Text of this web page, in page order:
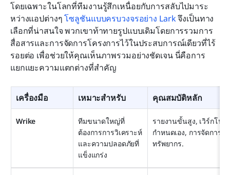
โดยเฉพาะในโลกที่ทีมงานรู้สึกเหนื่อยกับการสลับไปมาระ
หว่างแอปต่างๆ โซลูชันแบบครบวงจรอย่าง Lark จึงเป็นทาง
เลือกที่น่าสนใจ พวกเขาท้าทายรูปแบบเดิมโดยการรวมการ
สื่อสารและการจัดการโครงการไว้ในประสบการณ์เดียวที่ไร้
รอยต่อ เพื่อช่วยให้คุณเห็นภาพรวมอย่างชัดเจน นี่คือการ
แยกแยะความแตกต่างที่สำคัญ
เครื่องมือ เหมาะสำหรับ คุณสมบัติหลัก
Wrike
ทีมขนาดใหญ่ที่
ต้องการการวิเคราะห์
และความปลอดภัยที่
แข็งแกร่ง
รายงานขั้นสูง, เวิร์กโฟล
กำหนดเอง, การจัดการ
ทรัพยากร.